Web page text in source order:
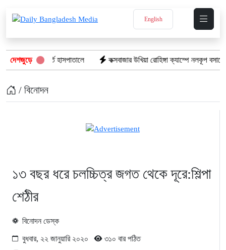
English
দেশজুড়ে
ভর্তি হাসপাতালে কক্সবাজার উখিয়া রোহিঙ্গা ক্যাম্পে নলকূপ বসাতে গিয়ে
/ বিনোদন
১৩ বছর ধরে চলচ্চিত্র জগত থেকে দূরে:শিল্পা
শেঠীর
বিনোদন ডেস্ক
বুধবার, ২২ জানুয়ারি ২০২০ ৩১০ বার পঠিত